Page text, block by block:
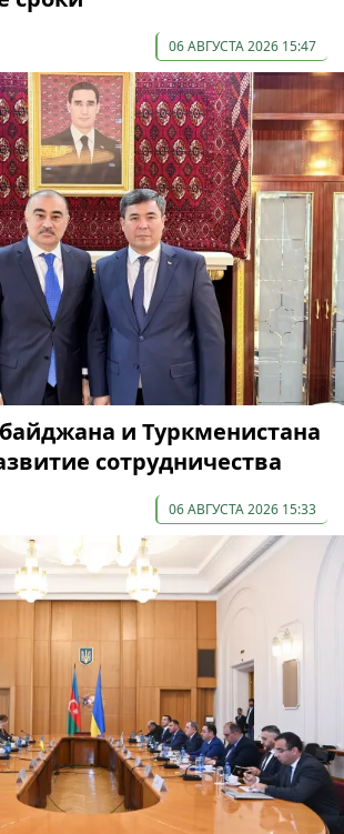
06 АВГУСТА 2026 15:47
и Туркменистана
сотрудничества
06 АВГУСТА 2026 15:33